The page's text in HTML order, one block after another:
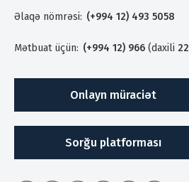
Əlaqə nömrəsi: (+994 12) 493 5058
Mətbuat üçün: (+994 12) 966 (daxili
Onlayn müraciət
Sorğu platforması